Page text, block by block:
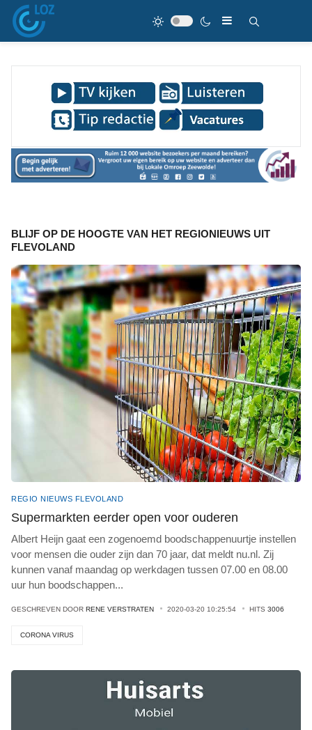
BLIJF OP DE HOOGTE VAN HET REGIONIEUWS UIT
FLEVOLAND
REGIO NIEUWS FLEVOLAND
Supermarkten eerder open voor ouderen
Albert Heijn gaat een zogenoemd boodschappenuurtje instellen
voor mensen die ouder zijn dan 70 jaar, dat meldt nu.nl. Zij
kunnen vanaf maandag op werkdagen tussen 07.00 en 08.00
uur hun boodschappen...
GESCHREVEN DOOR RENE VERSTRATEN 2020-03-20 10:25:54 HITS 3006
CORONA VIRUS